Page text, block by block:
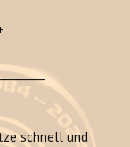
schnell und